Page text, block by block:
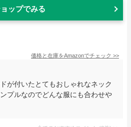
ップでみる
価格と在庫をAmazonでチェック >>
が付いたとてもおしゃれなネック
プルなのでどんな服にも合わせや